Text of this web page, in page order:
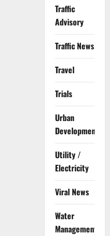
Traffic
Advisory
Traffic News
Travel
Trials
Urban
Development
Utility /
Electricity
Viral News
Water
Management